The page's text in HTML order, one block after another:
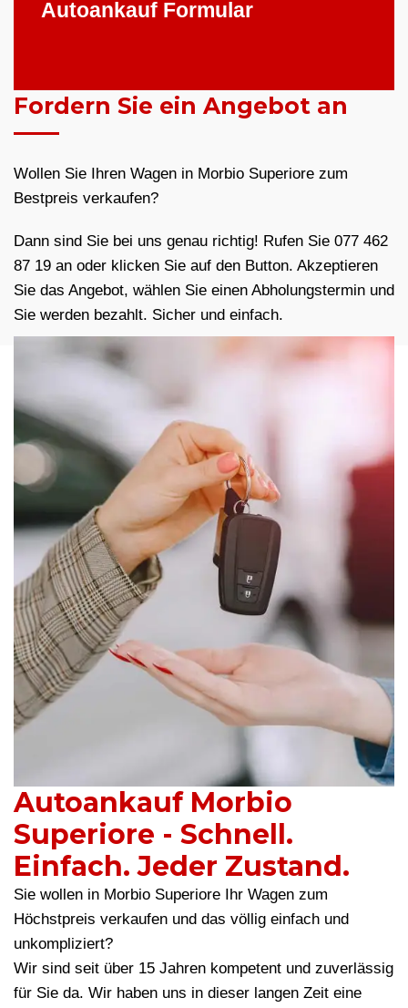
Autoankauf Formular
Fordern Sie ein Angebot an
Wollen Sie Ihren Wagen in Morbio Superiore zum
Bestpreis verkaufen?
Dann sind Sie bei uns genau richtig! Rufen Sie 077 462
87 19 an oder klicken Sie auf den Button. Akzeptieren
Sie das Angebot, wählen Sie einen Abholungstermin und
Sie werden bezahlt. Sicher und einfach.
Autoankauf Morbio
Superiore - Schnell.
Einfach. Jeder Zustand.
Sie wollen in Morbio Superiore Ihr Wagen zum
Höchstpreis verkaufen und das völlig einfach und
unkompliziert?
Wir sind seit über 15 Jahren kompetent und zuverlässig
für Sie da. Wir haben uns in dieser langen Zeit eine